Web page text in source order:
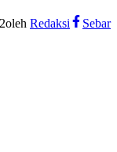
oleh Redaksi
Sebar